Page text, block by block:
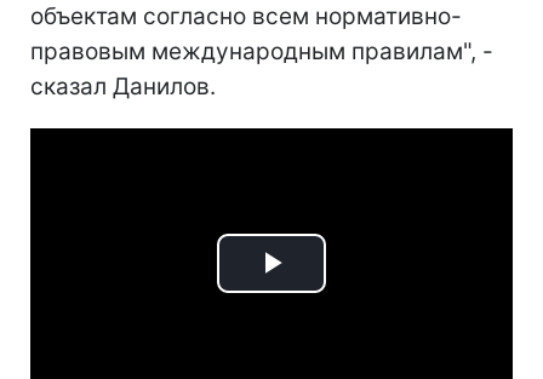
объектам согласно всем нормативно-
правовым международным правилам", -
сказал Данилов.
Play